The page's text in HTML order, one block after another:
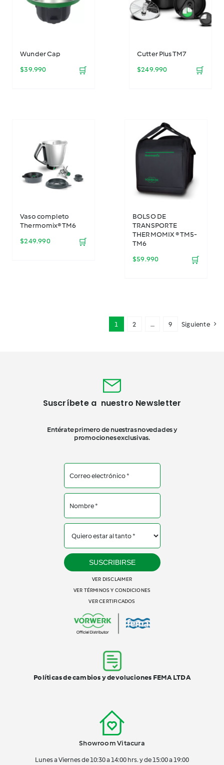
Wunder Cap
$39.990 🛒
Cutter Plus TM7
$249.990 🛒
Vaso completo
Thermomix® TM6
$249.990 🛒
BOLSO DE
TRANSPORTE
THERMOMIX ® TM5-
TM6
$59.990 🛒
1 2 … 9 Siguiente
Showroom Vitacura
Lunes a Viernes de 10:30 a 14:00 hrs. y de 15:00 a 19:00
Suscríbete a nuestro Newsletter
Entérate primero de nuestras novedades y
promociones exclusivas.
SUSCRIBIRSE
VER DISCLAIMER
VER TÉRMINOS Y CONDICIONES
VER CERTIFICADOS
Políticas de cambios y devoluciones FEMA LTDA